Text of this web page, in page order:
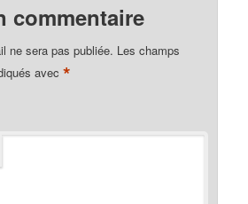
commentaire
ne sera pas publiée. Les champs
avec*